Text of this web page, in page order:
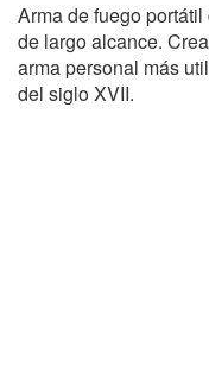
Arma de fuego
de largo alcance.
arma personal más
del siglo XVII.